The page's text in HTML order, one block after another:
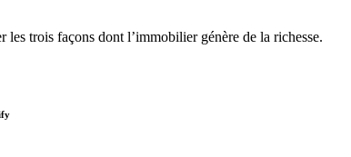
trois façons dont l’immobilier génère de la richesse.